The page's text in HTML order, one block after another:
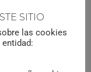
esterilizada,
puede
SITIO
las cookies